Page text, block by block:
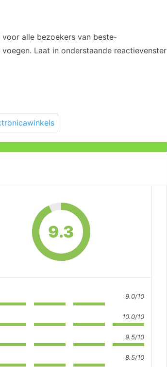
alle bezoekers van beste-
Laat in onderstaande reactievenster
9.3
9.0/10
10.0/10
9.5/10
8.5/10